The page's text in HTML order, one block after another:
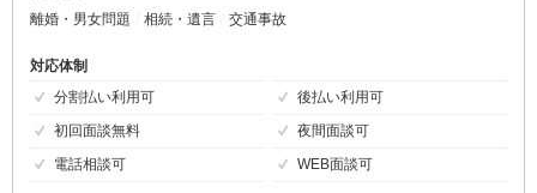
離婚・男女問題
相続・遺言 交通事故
対応体制
分割払い利用可
後払い利用可
初回面談無料
夜間面談可
電話相談可
WEB面談可